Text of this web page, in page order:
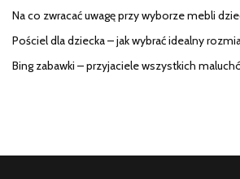
Na co zwracać uwagę przy wyborze mebli
Pościel dla dziecka – jak wybrać idealny
Bing zabawki – przyjaciele wszystkich